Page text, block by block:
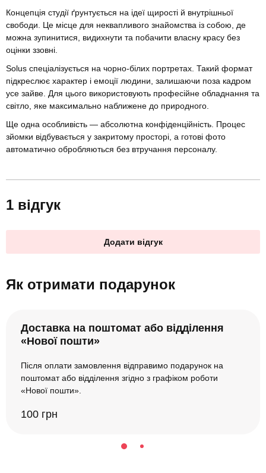
Концепція студії ґрунтується на ідеї щирості й внутрішньої
свободи. Це місце для неквапливого знайомства із собою, де
можна зупинитися, видихнути та побачити власну красу без
оцінки ззовні.
Solus спеціалізується на чорно-білих портретах. Такий формат
підкреслює характер і емоції людини, залишаючи поза кадром
усе зайве. Для цього використовують професійне обладнання та
світло, яке максимально наближене до природного.
Ще одна особливість — абсолютна конфіденційність. Процес
зйомки відбувається у закритому просторі, а готові фото
автоматично обробляються без втручання персоналу.
1 відгук
Додати відгук
Як отримати подарунок
Доставка на поштомат або відділення
«Нової пошти»
Після оплати замовлення відправимо подарунок на
поштомат або відділення згідно з графіком роботи
«Нової пошти».
100 грн